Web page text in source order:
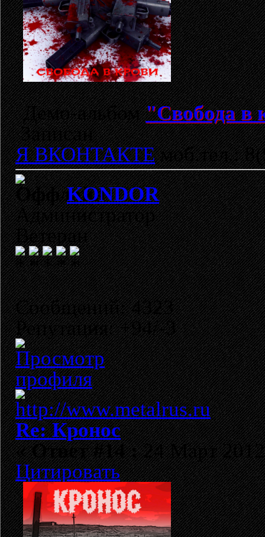
Демо-альбом"Свобода в
Записан
Я ВКОНТАКТЕмоб.тел.:
KONDOR
Администратор
Ветеран
Сообщений: 4323
Репутация: +94/-3
Re: Кронос
«Ответ #14 :24 Март
Цитировать